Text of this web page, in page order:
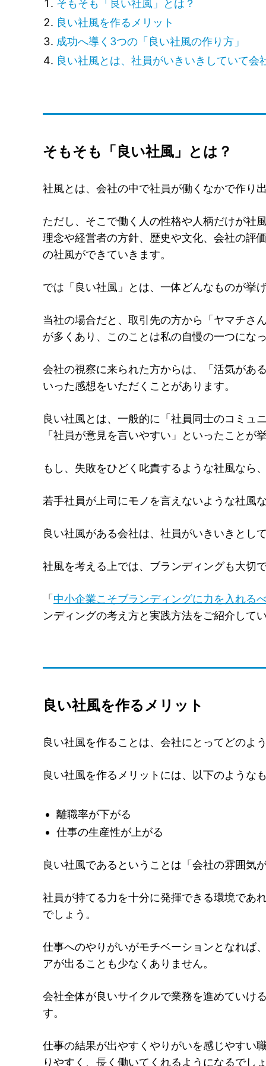
そもそも「良い社風」とは？
良い社風を作るメリット
成功へ導く3つの「良い社風の作り方」
良い社風とは、社員がいきいきしていて
そもそも「良い社風」とは？
社風とは、会社の中で社員が働くなかで作り
ただし、そこで働く人の性格や人柄だけが社
理念や経営者の方針、歴史や文化、会社の評
の社風ができていきます。
では「良い社風」とは、一体どんなものが挙
当社の場合だと、取引先の方から「ヤマチさ
が多くあり、このことは私の自慢の一つにな
会社の視察に来られた方からは、「活気があ
いった感想をいただくことがあります。
良い社風とは、一般的に「社員同士のコミュ
「社員が意見を言いやすい」といったことが
もし、失敗をひどく叱責するような社風なら
若手社員が上司にモノを言えないような社風
良い社風がある会社は、社員がいきいきとし
社風を考える上では、ブランディングも大切
「 中小企業こそブランディングに力を入れる
ンディングの考え方と実践方法をご紹介して
良い社風を作るメリット
良い社風を作ることは、会社にとってどのよ
良い社風を作るメリットには、以下のような
離職率が下がる
仕事の生産性が上がる
良い社風であるということは「会社の雰囲気
社員が持てる力を十分に発揮できる環境であ
でしょう。
仕事へのやりがいがモチベーションとなれば
アが出ることも少なくありません。
会社全体が良いサイクルで業務を進めていけ
す。
仕事の結果が出やすくやりがいを感じやすい
りやすく、長く働いてくれるようになるでし